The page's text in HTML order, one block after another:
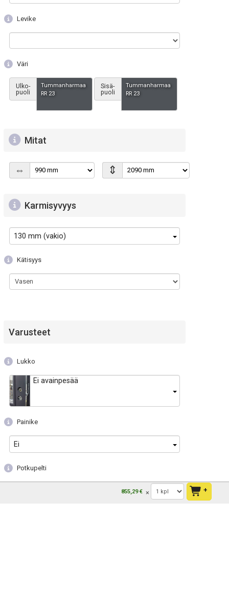
Levike
Väri
Ulko-
puoli
Tummanharmaa
RR 23
Sisä-
puoli
Tummanharmaa
RR 23
Mitat
⇔ ⇕
Karmisyvyys
130 mm (vakio)
Kätisyys
Varusteet
Lukko
Ei avainpesää
Painike
Ei
Potkupelti
855,29 € +